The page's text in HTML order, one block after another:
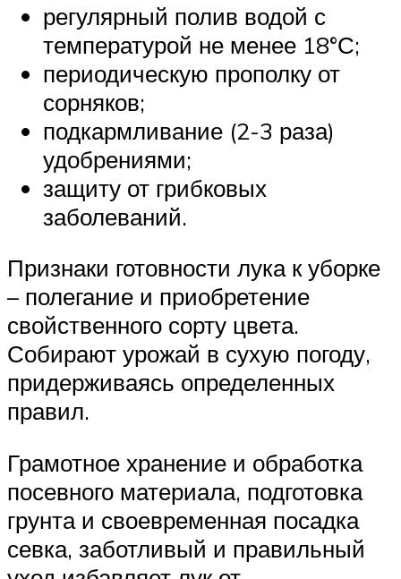
регулярный полив водой с
температурой не менее 18°С;
периодическую прополку от
сорняков;
подкармливание (2-3 раза)
удобрениями;
защиту от грибковых
заболеваний.
Признаки готовности лука к уборке
– полегание и приобретение
свойственного сорту цвета.
Собирают урожай в сухую погоду,
придерживаясь определенных
правил.
Грамотное хранение и обработка
посевного материала, подготовка
грунта и своевременная посадка
севка, заботливый и правильный